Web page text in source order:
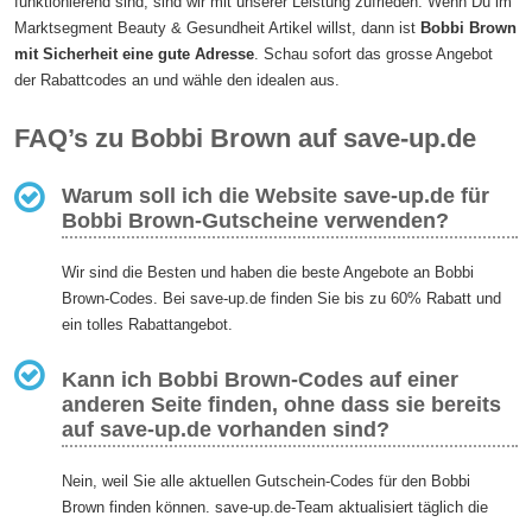
Marktsegment Beauty & Gesundheit Artikel willst, dann ist Bobbi Brown
mit Sicherheit eine gute Adresse. Schau sofort das grosse Angebot
der Rabattcodes an und wähle den idealen aus.
FAQ’s zu Bobbi Brown auf save-up.de
Warum soll ich die Website save-up.de für
Bobbi Brown-Gutscheine verwenden?
Wir sind die Besten und haben die beste Angebote an Bobbi
Brown-Codes. Bei save-up.de finden Sie bis zu 60% Rabatt und
ein tolles Rabattangebot.
Kann ich Bobbi Brown-Codes auf einer
anderen Seite finden, ohne dass sie bereits
auf save-up.de vorhanden sind?
Nein, weil Sie alle aktuellen Gutschein-Codes für den Bobbi
Brown finden können. save-up.de-Team aktualisiert täglich die